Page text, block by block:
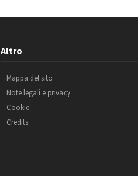
Altro
Mappa del sito
Note legali e privacy
Cookie
Credits